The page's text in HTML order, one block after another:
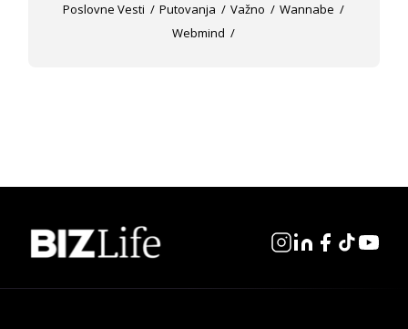
Poslovne Vesti
Putovanja Važno
Wannabe
Webmind